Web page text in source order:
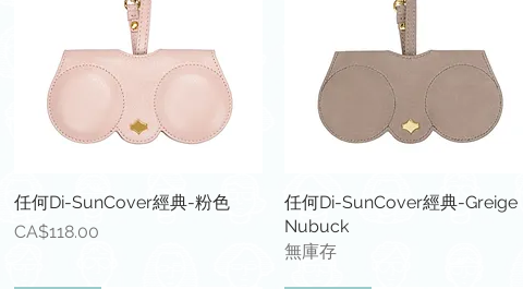
快速瀏覽
任何Di-SunCover經典-粉色
價格
CA$118.00
快速瀏覽
任何Di-SunCover經典-Greige
Nubuck
無庫存